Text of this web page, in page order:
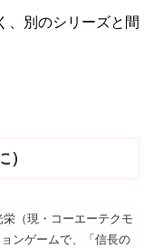
、別のシリーズと間
栄（現・コーエーテクモ
ンゲームで、「信長の